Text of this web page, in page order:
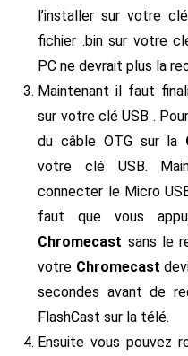
l’installer sur votre
fichier .bin sur votre
PC ne devrait plus la
Maintenant il faut
sur votre clé USB .
du câble OTG sur la
votre clé USB.
connecter le Micro
faut que vous
Chromecast sans le
votre Chromecast
secondes avant de
FlashCast sur la télé.
Ensuite vous pouvez